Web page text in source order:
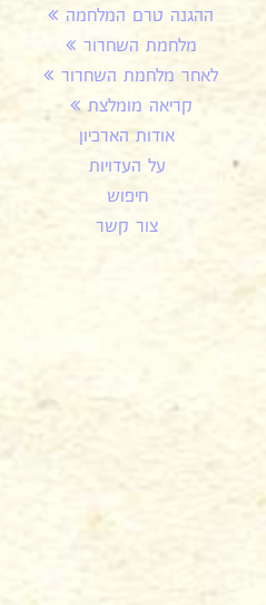
ההגנה טרם המלחמה
מלחמת השחרור
לאחר מלחמת השחרור
קריאה מומלצת
אודות הארכיון
על העדויות
חיפוש
צור קשר